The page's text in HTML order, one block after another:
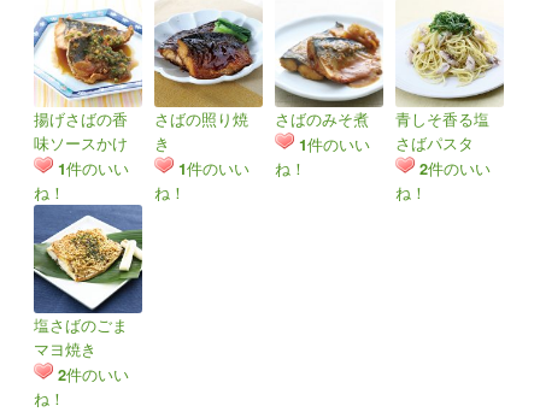
揚げさばの香
味ソースかけ
1件のいい
ね！
さばの照り焼
き
1件のいい
ね！
さばのみそ煮
1件のいい
ね！
青しそ香る塩
さばパスタ
2件のいい
ね！
塩さばのごま
マヨ焼き
2件のいい
ね！